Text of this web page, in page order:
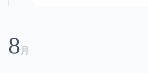
8 月